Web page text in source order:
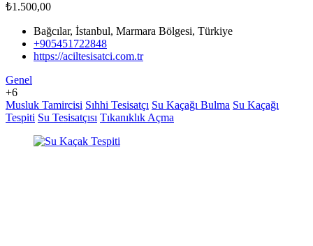
₺1.500,00
Bağcılar, İstanbul, Marmara Bölgesi, Türkiye
+905451722848
https://aciltesisatci.com.tr
Genel
+6
Musluk Tamircisi Sıhhi Tesisatçı Su Kaçağı Bulma Su Kaçağı
Tespiti Su Tesisatçısı Tıkanıklık Açma